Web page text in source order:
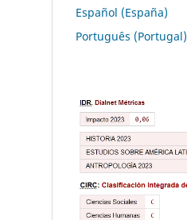
Español (España)
Português (Portugal)